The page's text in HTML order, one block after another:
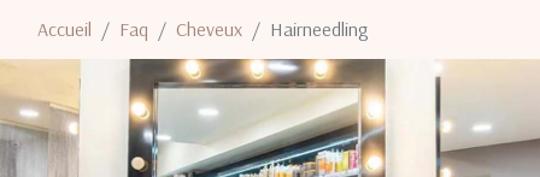
Accueil Faq Cheveux Hairneedling